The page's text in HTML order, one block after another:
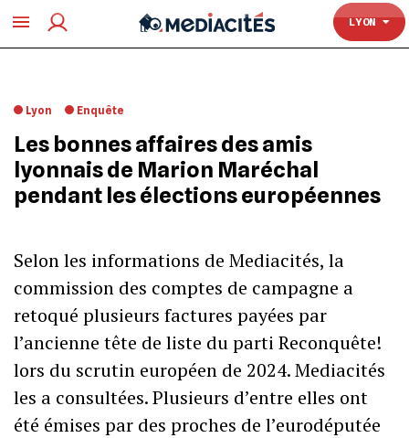
LYON
TOULOUSE
Lyon Enquête
Les bonnes affaires des amis
lyonnais de Marion Maréchal
pendant les élections européennes
Selon les informations de Mediacités, la
commission des comptes de campagne a
retoqué plusieurs factures payées par
l’ancienne tête de liste du parti Reconquête!
lors du scrutin européen de 2024. Mediacités
les a consultées. Plusieurs d’entre elles ont
été émises par des proches de l’eurodéputée